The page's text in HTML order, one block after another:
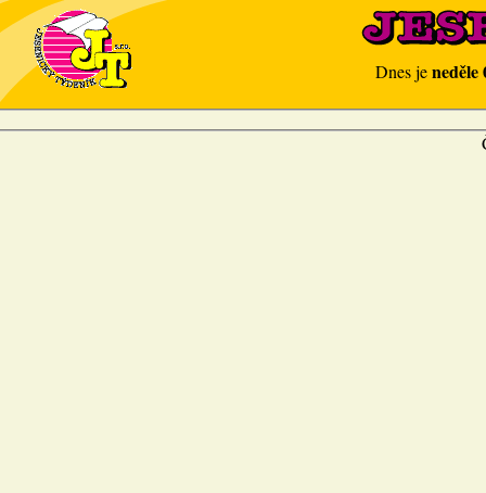
Dnes jeneděle